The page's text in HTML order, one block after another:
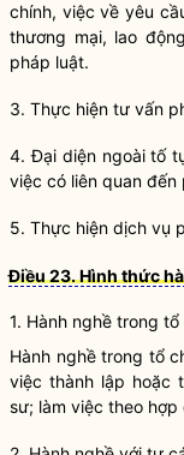
chính, việc về yêu
thương mại, lao
pháp luật.
3. Thực hiện tư vấn
4. Đại diện ngoài tố
việc có liên quan đến
5. Thực hiện dịch vụ
Điều 23. Hình thức
1. Hành nghề trong tổ
Hành nghềtrong tổ
việc thành lập hoặc
sư; làm việc theo